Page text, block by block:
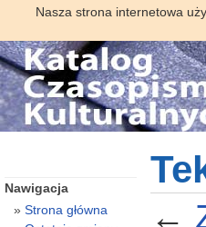
Nasza strona internetowa
←
Nawigacja
Strona główna